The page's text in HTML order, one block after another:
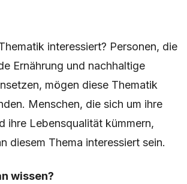
interessiert? Personen, die
Ernährung und nachhaltige
mögen diese Thematik
Menschen, die sich um ihre
ihre Lebensqualität kümmern,
diesem Thema interessiert sein.
wissen?